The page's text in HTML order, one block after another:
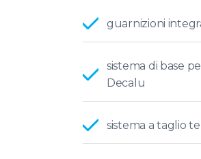
guarnizioni
sistema di base
Decalu
sistema a taglio